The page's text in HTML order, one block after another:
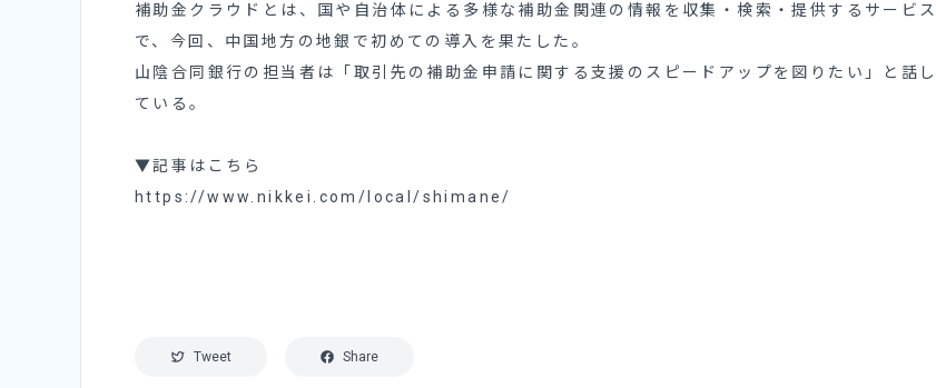
補助金クラウドとは、国や自治体による多様な補助金関連の情報を収集・検索・提供するサービス
で、今回、中国地方の地銀で初めての導入を果たした。
山陰合同銀行の担当者は「取引先の補助金申請に関する支援のスピードアップを図りたい」と話し
ている。
▼記事はこちら
https://www.nikkei.com/local/shimane/
Tweet Share